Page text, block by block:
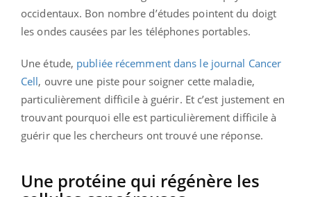
occidentaux. Bon nombre d’études pointent du doigt
les ondes causées par les téléphones portables.
Une étude, publiée récemment dans le journal Cancer
Cell, ouvre une piste pour soigner cette maladie,
particulièrement difficile à guérir. Et c’est justement en
trouvant pourquoi elle est particulièrement difficile à
guérir que les chercheurs ont trouvé une réponse.
Une protéine qui régénère les